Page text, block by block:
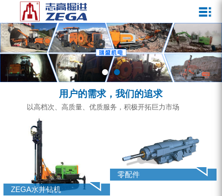
企业文化
发展历程
资质荣誉
宣传视频
公司新闻
行业动态
ZEGA一体式潜孔钻机
ZEGA地下掘进台车
ZEGA小型一体式露天钻机
ZEGA全液压顶锤钻机
零配件
锚固钻机系列
FY水井钻车系列
服务介绍
服务中心
营销网络
用户的需求，我们的追求
以高档次、高质量、优质服务，积极开拓巨力市场
ZEGA水井钻机
零配件